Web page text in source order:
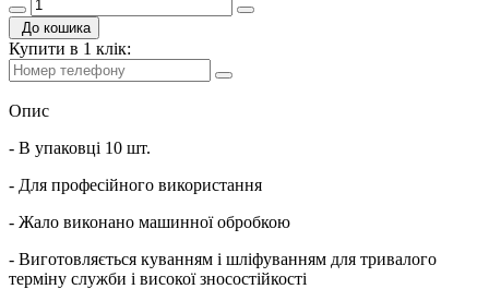
До кошика
Купити в 1 клік:
Опис
- В упаковці 10 шт.
- Для професійного використання
- Жало виконано машинної обробкою
- Виготовляється куванням і шліфуванням для тривалого
терміну служби і високої зносостійкості